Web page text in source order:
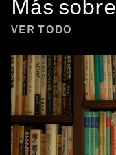
Más sobre
VER TODO